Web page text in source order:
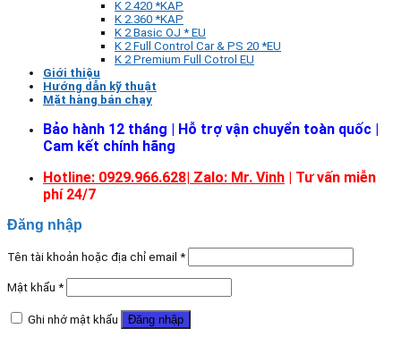
K 2.420 *KAP
K 2.360 *KAP
K 2 Basic OJ * EU
K 2 Full Control Car & PS 20 *EU
K 2 Premium Full Cotrol EU
Giới thiệu
Hướng dẫn kỹ thuật
Mặt hàng bán chạy
Bảo hành 12 tháng | Hỗ trợ vận chuyển toàn quốc |
Cam kết chính hãng
Hotline: 0929.966.628| Zalo: Mr. Vinh | Tư vấn miễn
phí 24/7
Đăng nhập
Tên tài khoản hoặc địa chỉ email *
Mật khẩu *
Ghi nhớ mật khẩu Đăng nhập